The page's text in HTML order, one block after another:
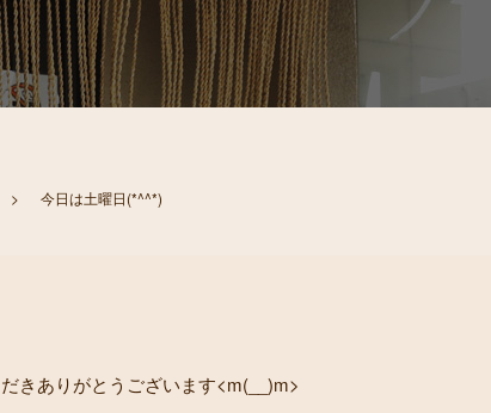
今日は土曜日(*^^*)
きありがとうございます<m(__)m>